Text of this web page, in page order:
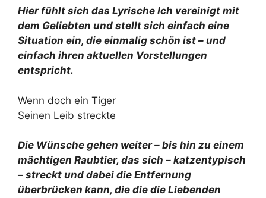
Hier fühlt sich das Lyrische Ich vereinigt mit
dem Geliebten und stellt sich einfach eine
Situation ein, die einmalig schön ist – und
einfach ihren aktuellen Vorstellungen
entspricht.
Wenn doch ein Tiger
Seinen Leib streckte
Die Wünsche gehen weiter – bis hin zu einem
mächtigen Raubtier, das sich – katzentypisch
– streckt und dabei die Entfernung
überbrücken kann, die die die Liebenden